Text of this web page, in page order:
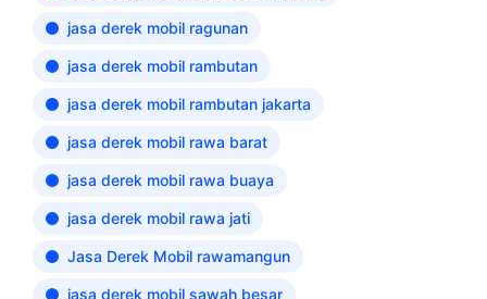
jasa derek mobil ragunan
jasa derek mobil rambutan
jasa derek mobil rambutan jakarta
jasa derek mobil rawa barat
jasa derek mobil rawa buaya
jasa derek mobil rawa jati
Jasa Derek Mobil rawamangun
jasa derek mobil sawah besar